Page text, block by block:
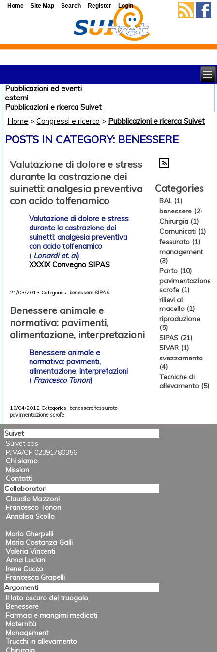
Pubblicazioni ed eventi
esterni
Pubblicazioni e ricerca Suivet
Home >Congressi e ricerca > Pubblicazioni e ricerca Suivet
POSTS IN CATEGORY: BENESSERE
Valutazione di dolore e stress
durante la castrazione dei
suinetti: analgesia preventiva
con acido tolfenamico
Valutazione di dolore e stress
durante la castrazione dei
suinetti: analgesia preventiva
con acido tolfenamico
(Lonardi et. al)
XXXIX Convegno SIPAS
21/03/2013 Categories: benessere SIPAS
Benessere animale e
normativa: pavimenti,
alimentazione, interpretazioni
Benessere animale e
normativa: pavimenti,
alimentazione, interpretazioni
(Francesco Tonon)
10/04/2012 Categories: benessere fessurato
pavimentazione scrofe
Categories
BAL (1)
benessere (2)
Chirurgia (1)
Comunicati (1)
fessurato (1)
management
(3)
Parto (10)
pavimentazione
scrofe (1)
rilievi al
macello (1)
riproduzione
(5)
SIPAS (21)
SIVAR (1)
svezzamento
(4)
Tecniche di
allevamento (5)
Suivet
Suivet sas
P.IVA/CF 02391780356
Chi siamo
Mission
Contatti
Collaboratori
Claudio Mazzoni
Francesco Tonon
Annalisa Scollo
Mario Gherpelli
Maria Costanza Galli
Valeria Vincenti
Anna Luciani
Irene Cucco
Francesca Grapelli
Argomenti
Il lato oscuro del truogolo
Benessere
Farmaci e mangimi medicati
Maternità
Management
Trucchi in allevamento
Home Site Map Search Register Login